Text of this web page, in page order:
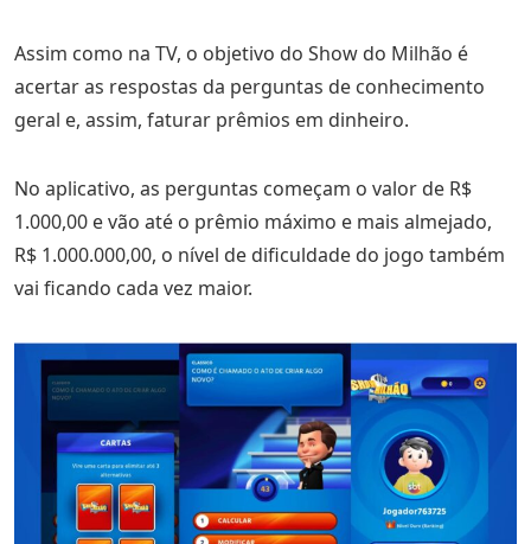
Assim como na TV, o objetivo do Show do Milhão é
acertar as respostas da perguntas de conhecimento
geral e, assim, faturar prêmios em dinheiro.
No aplicativo, as perguntas começam o valor de R$
1.000,00 e vão até o prêmio máximo e mais almejado,
R$ 1.000.000,00, o nível de dificuldade do jogo também
vai ficando cada vez maior.